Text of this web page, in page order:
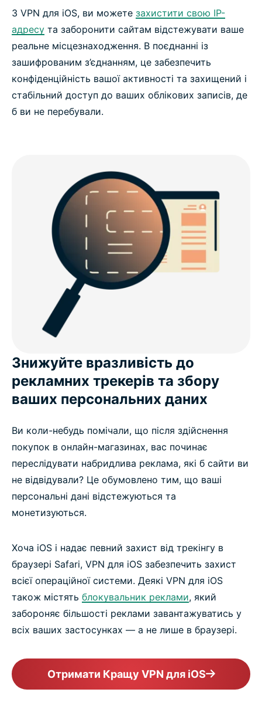
З VPN для iOS, ви можете захистити свою IP-
адресу та заборонити сайтам відстежувати ваше
реальне місцезнаходження. В поєднанні із
зашифрованим з’єднанням, це забезпечить
конфіденційність вашої активності та захищений і
стабільний доступ до ваших облікових записів, де
б ви не перебували.
Знижуйте вразливість до
рекламних трекерів та збору
ваших персональних даних
Ви коли-небудь помічали, що після здійснення
покупок в онлайн-магазинах, вас починає
переслідувати набридлива реклама, які б сайти ви
не відвідували? Це обумовлено тим, що ваші
персональні дані відстежуються та
монетизуються.
Хоча iOS і надає певний захист від трекінгу в
браузері Safari, VPN для iOS забезпечить захист
всієї операційної системи. Деякі VPN для iOS
також містять блокувальник реклами, який
забороняє більшості реклами завантажуватись у
всіх ваших застосунках — а не лише в браузері.
Отримати Кращу VPN для iOS